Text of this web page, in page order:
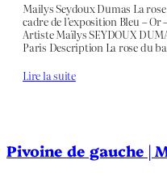
Mailys Seydoux Dumas La
cadre de l’exposition Bleu – Or
Artiste Maïlys SEYDOUX
Paris Description La rose du
Lire la suite
Pivoine de gauche |